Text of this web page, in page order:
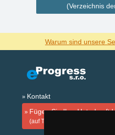
(Verzeichnis
Warum sind unsere
Kontakt
Fügen Sie Ihre Unterkunft
(auf Tschechisch)